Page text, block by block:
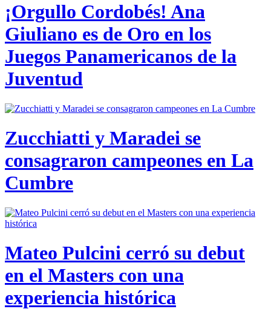
¡Orgullo Cordobés! Ana
Giuliano es de Oro en los
Juegos Panamericanos de la
Juventud
Zucchiatti y Maradei se
consagraron campeones en La
Cumbre
Mateo Pulcini cerró su debut
en el Masters con una
experiencia histórica